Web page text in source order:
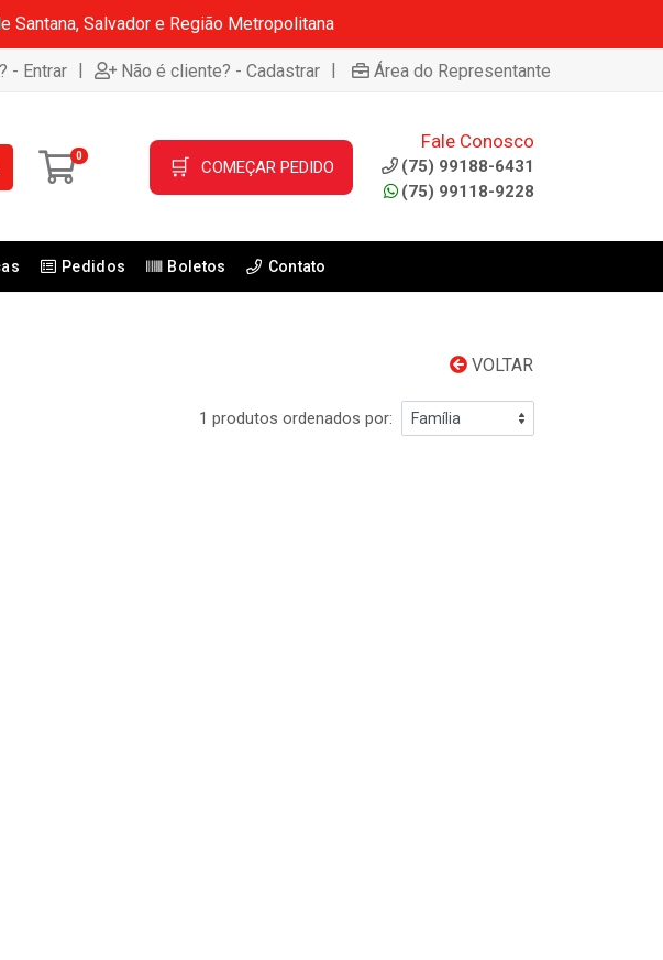
Santana, Salvador e Região Metropolitana
- Entrar | Não é cliente? - Cadastrar | Área do Representante
0 🛒 COMEÇAR PEDIDO
Fale Conosco
(75) 99188-6431
(75) 99118-9228
Pedidos Boletos Contato
VOLTAR
1 produtos ordenados por: